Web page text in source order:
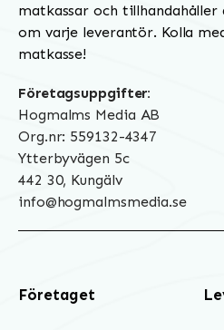
matkassar och tillhandahåller
om varje leverantör. Kolla
matkasse!
Företagsuppgifter:
Hogmalms Media AB
Org.nr: 559132-4347
Ytterbyvägen 5c
442 30, Kungälv
info@hogmalmsmedia.se
Företaget